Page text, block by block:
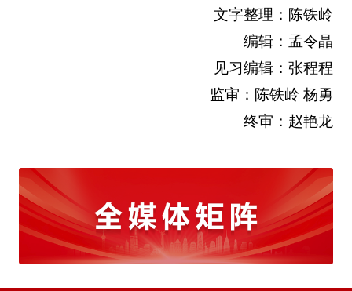
文字整理：陈铁岭
编辑：孟令晶
见习编辑：张程程
监审：陈铁岭 杨勇
终审：赵艳龙